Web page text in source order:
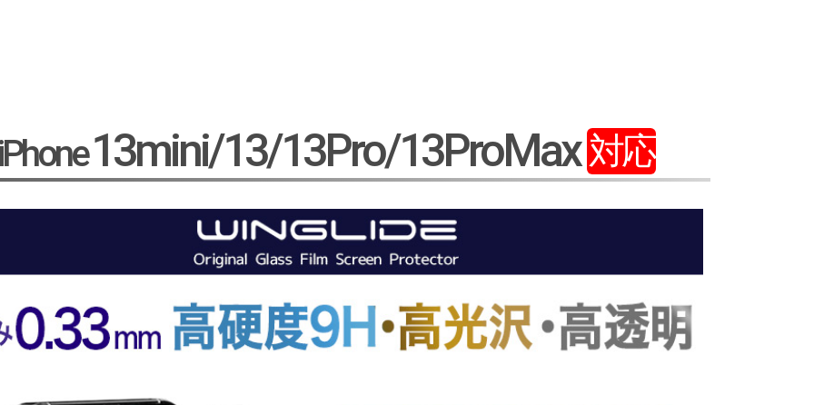
13mini/13/13Pro/13ProMax 対応